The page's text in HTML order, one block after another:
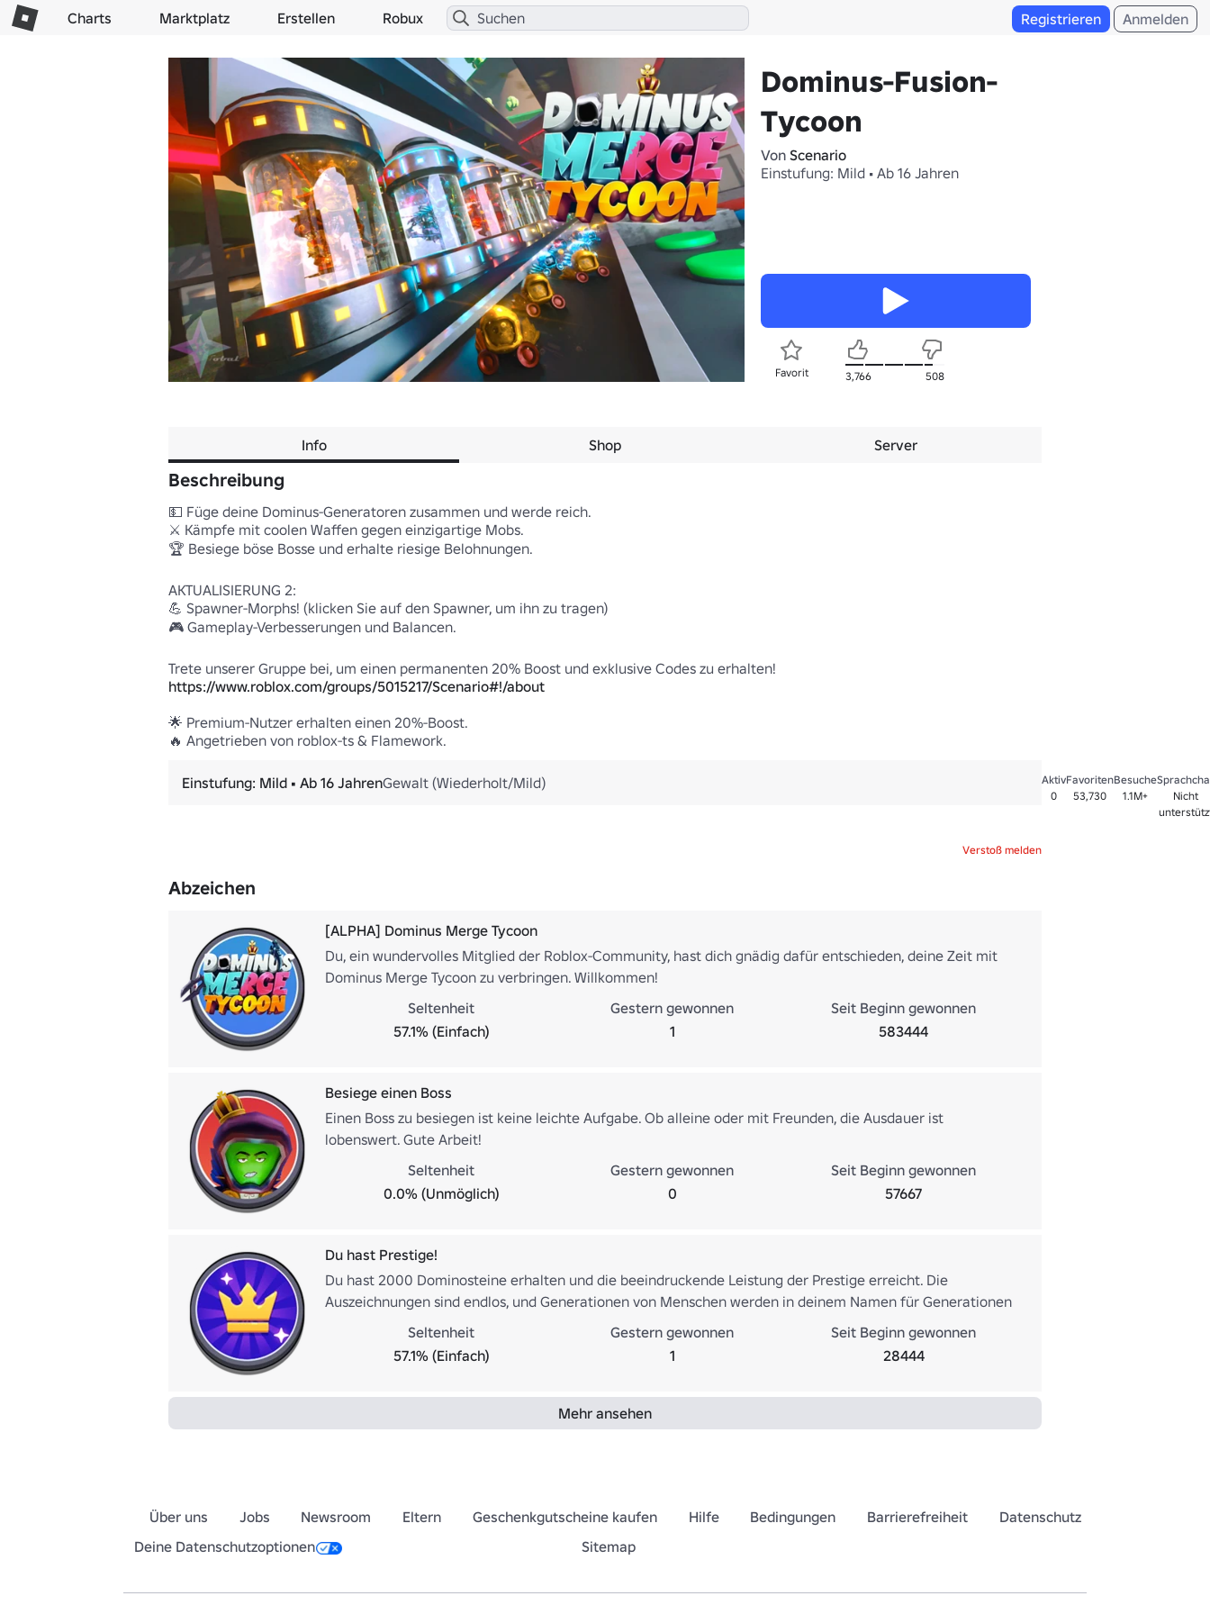
Charts Marktplatz Erstellen Robux Registrieren Anmelden
Dominus-Fusion-
Tycoon
Von Scenario
Einstufung: Mild • Ab 16 Jahren
Favorit 3,766 508
Info Shop Server
Beschreibung
💵 Füge deine Dominus-Generatoren zusammen und werde reich.
⚔️ Kämpfe mit coolen Waffen gegen einzigartige Mobs.
🏆 Besiege böse Bosse und erhalte riesige Belohnungen.
AKTUALISIERUNG 2:
💪 Spawner-Morphs! (klicken Sie auf den Spawner, um ihn zu tragen)
🎮 Gameplay-Verbesserungen und Balancen.
https://www.roblox.com/groups/5015217/Scenario#!/about
🌟 Premium-Nutzer erhalten einen 20%-Boost.
🔥 Angetrieben von roblox-ts & Flamework.
Einstufung: Mild • Ab 16 JahrenGewalt (Wiederholt/Mild)
Aktiv
0
Favoriten
53,730
Besuche
1.1M+
Nicht
Verstoß melden
Abzeichen
[ALPHA] Dominus Merge Tycoon
Du, ein wundervolles Mitglied der Roblox-Community, hast dich gnädig dafür entschieden, deine Zeit mit
Dominus Merge Tycoon zu verbringen. Willkommen!
Seltenheit
57.1% (Einfach)
Gestern gewonnen
1
Seit Beginn gewonnen
583444
Besiege einen Boss
Einen Boss zu besiegen ist keine leichte Aufgabe. Ob alleine oder mit Freunden, die Ausdauer ist
lobenswert. Gute Arbeit!
Seltenheit
0.0% (Unmöglich)
Gestern gewonnen
0
Seit Beginn gewonnen
57667
Du hast Prestige!
Du hast 2000 Dominosteine erhalten und die beeindruckende Leistung der Prestige erreicht. Die
Auszeichnungen sind endlos, und Generationen von Menschen werden in deinem Namen für Generationen
Seltenheit
57.1% (Einfach)
Gestern gewonnen
1
Seit Beginn gewonnen
28444
Mehr ansehen
Über uns Jobs Newsroom Eltern Geschenkgutscheine kaufen Hilfe Bedingungen Barrierefreiheit
Datenschutz
Deine Datenschutzoptionen
Sitemap